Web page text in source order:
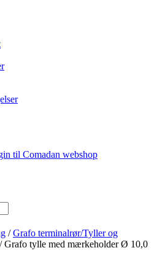
til Comadan webshop
/Grafo terminalrør/Tyller og
/ Grafo tylle med mærkeholder Ø 10,0